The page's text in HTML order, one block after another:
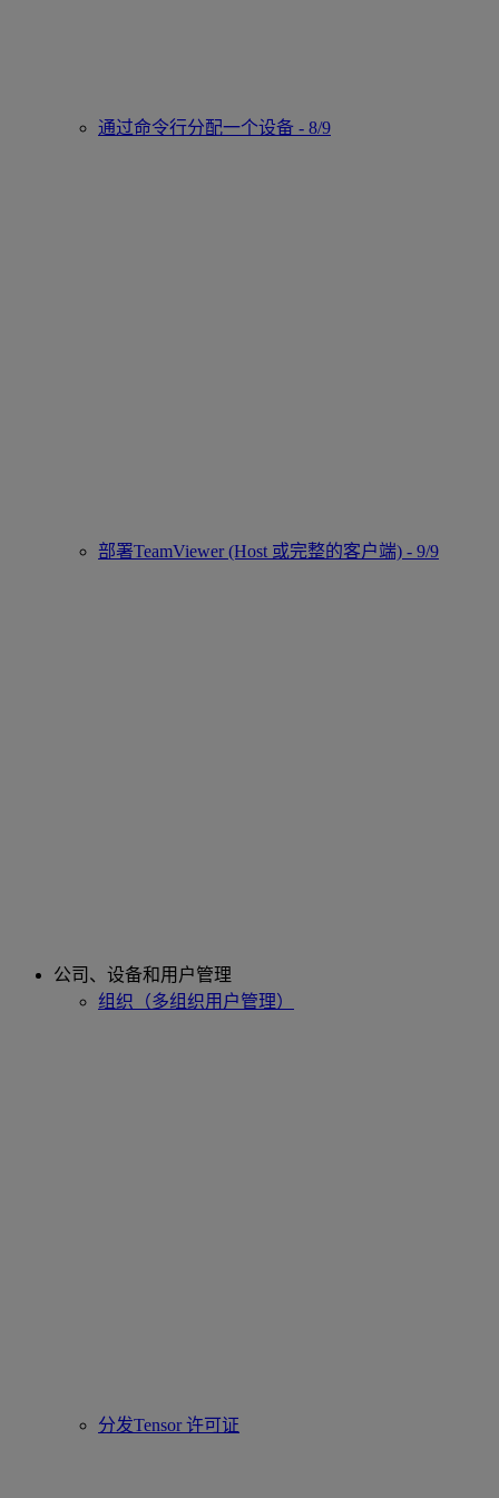
通过命令行分配一个设备 - 8/9
部署TeamViewer (Host 或完整的客户端) - 9/9
公司、设备和用户管理
组织（多组织用户管理）
分发Tensor 许可证